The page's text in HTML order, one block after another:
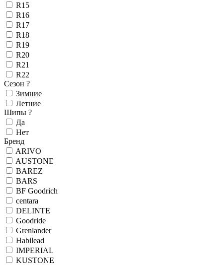
R15
R16
R17
R18
R19
R20
R21
R22
Сезон ?
Зимние
Летние
Шипы ?
Да
Нет
Бренд
ARIVO
AUSTONE
BAREZ
BARS
BF Goodrich
centara
DELINTE
Goodride
Grenlander
Habilead
IMPERIAL
KUSTONE